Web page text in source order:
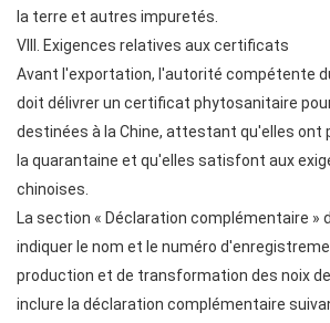
la terre et autres impuretés.
VIII. Exigences relatives aux certificats
Avant l'exportation, l'autorité compétente
doit délivrer un certificat phytosanitaire
destinées à la Chine, attestant qu'elles ont
la quarantaine et qu'elles satisfont aux
chinoises.
La section « Déclaration complémentaire »
indiquer le nom et le numéro
production et de transformation des noix
inclure la déclaration complémentaire